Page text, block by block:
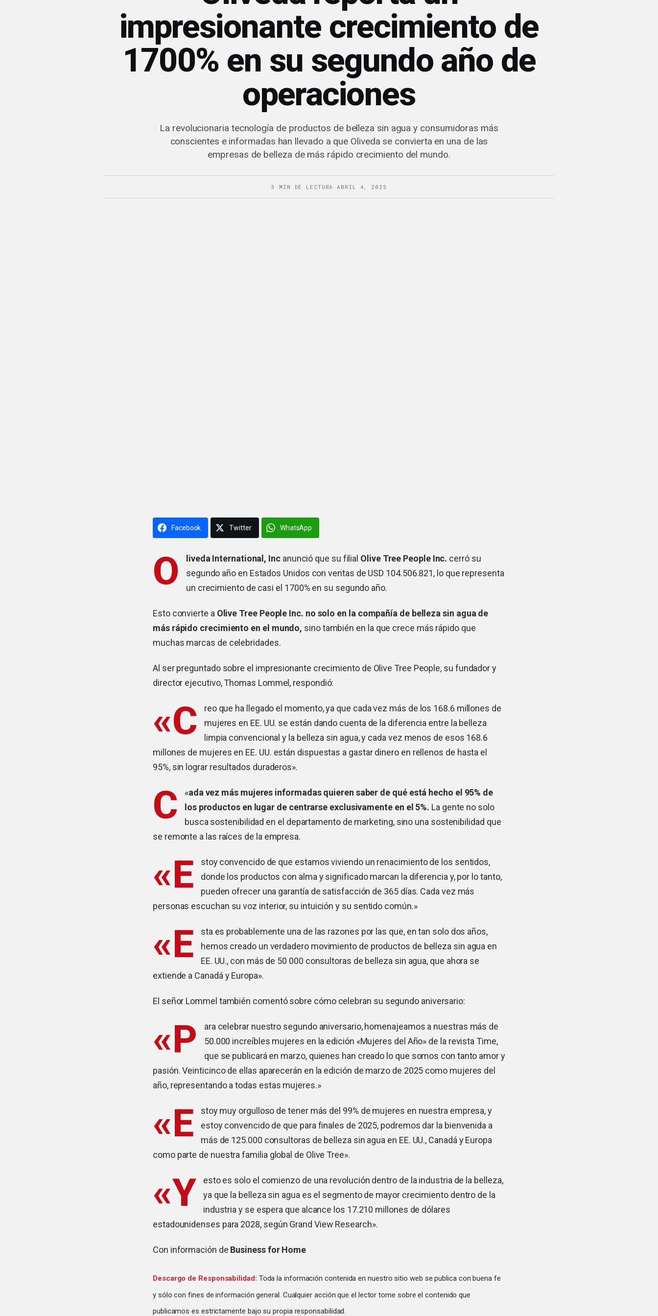
impresionante crecimiento de
1700% en su segundo año de
operaciones
La revolucionaria tecnología de productos de belleza sin agua y consumidoras más
conscientes e informadas han llevado a que Oliveda se convierta en una de las
empresas de belleza de más rápido crecimiento del mundo.
3 MIN DE LECTURA ·ABRIL 4, 2025
Facebook Twitter WhatsApp
O liveda International, Incanunció que su filial Olive Tree People Inc. cerró su
segundo año en Estados Unidos con ventas de USD 104.506.821, lo que representa
un crecimiento de casi el 1700% en su segundo año.
Esto convierte aOlive Tree People Inc. no solo en la compañía de belleza sin agua de
más rápido crecimiento en el mundo, sino también en la que crece más rápido que
muchas marcas de celebridades.
Al ser preguntado sobre el impresionante crecimiento de Olive Tree People, su fundador y
director ejecutivo, Thomas Lommel, respondió:
«C
reo que ha llegado el momento, ya que cada vez más de los 168.6 millones de
mujeres en EE. UU. se están dando cuenta de la diferencia entre la belleza
limpia convencional y la belleza sin agua, y cada vez menos de esos 168.6
millones de mujeres en EE. UU. están dispuestas a gastar dinero en rellenos de hasta el
95%, sin lograr resultados duraderos».
«
C
ada vez más mujeres informadas quieren saber de qué está hecho el 95% de
los productos en lugar de centrarse exclusivamente en el 5%. La gente no solo
busca sostenibilidad en el departamento de marketing, sino una sostenibilidad que
se remonte a las raíces de la empresa.
«E
stoy convencido de que estamos viviendo un renacimiento de los sentidos,
donde los productos con alma y significado marcan la diferencia y, por lo tanto,
pueden ofrecer una garantía de satisfacción de 365 días. Cada vez más
personas escuchan su voz interior, su intuición y su sentido común.»
«E
sta es probablemente una de las razones por las que, en tan solo dos años,
hemos creado un verdadero movimiento de productos de belleza sin agua en
EE. UU., con más de 50 000 consultoras de belleza sin agua, que ahora se
extiende a Canadá y Europa».
El señor Lommel también comentó sobre cómo celebran su segundo aniversario:
«P
ara celebrar nuestro segundo aniversario, homenajeamos a nuestras más de
50.000 increíbles mujeres en la edición «Mujeres del Año» de la revista Time,
que se publicará en marzo, quienes han creado lo que somos con tanto amor y
pasión. Veinticinco de ellas aparecerán en la edición de marzo de 2025 como mujeres del
año, representando a todas estas mujeres.»
«E
stoy muy orgulloso de tener más del 99% de mujeres en nuestra empresa, y
estoy convencido de que para finales de 2025, podremos dar la bienvenida a
más de 125.000 consultoras de belleza sin agua en EE. UU., Canadá y Europa
como parte de nuestra familia global de Olive Tree».
«Y
esto es solo el comienzo de una revolución dentro de la industria de la belleza,
ya que la belleza sin agua es el segmento de mayor crecimiento dentro de la
industria y se espera que alcance los 17.210 millones de dólares
estadounidenses para 2028, según Grand View Research».
Con información de Business for Home
Descargo de Responsabilidad: Toda la información contenida en nuestro sitio web se publica con buena fe
y sólo con fines de información general. Cualquier acción que el lector tome sobre el contenido que
publicamos es estrictamente bajo su propia responsabilidad.